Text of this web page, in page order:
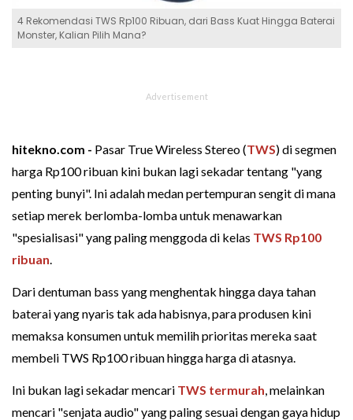
4 Rekomendasi TWS Rp100 Ribuan, dari Bass Kuat Hingga Baterai
Monster, Kalian Pilih Mana?
hitekno.com - Pasar True Wireless Stereo (TWS) di segmen
harga Rp100 ribuan kini bukan lagi sekadar tentang "yang
penting bunyi". Ini adalah medan pertempuran sengit di mana
setiap merek berlomba-lomba untuk menawarkan
"spesialisasi" yang paling menggoda di kelas TWS Rp100
ribuan.
Dari dentuman bass yang menghentak hingga daya tahan
baterai yang nyaris tak ada habisnya, para produsen kini
memaksa konsumen untuk memilih prioritas mereka saat
membeli TWS Rp100 ribuan hingga harga di atasnya.
Ini bukan lagi sekadar mencari TWS termurah, melainkan
mencari "senjata audio" yang paling sesuai dengan gaya hidup